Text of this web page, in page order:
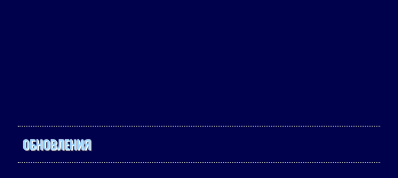
ОБНОВЛЕНИЯ